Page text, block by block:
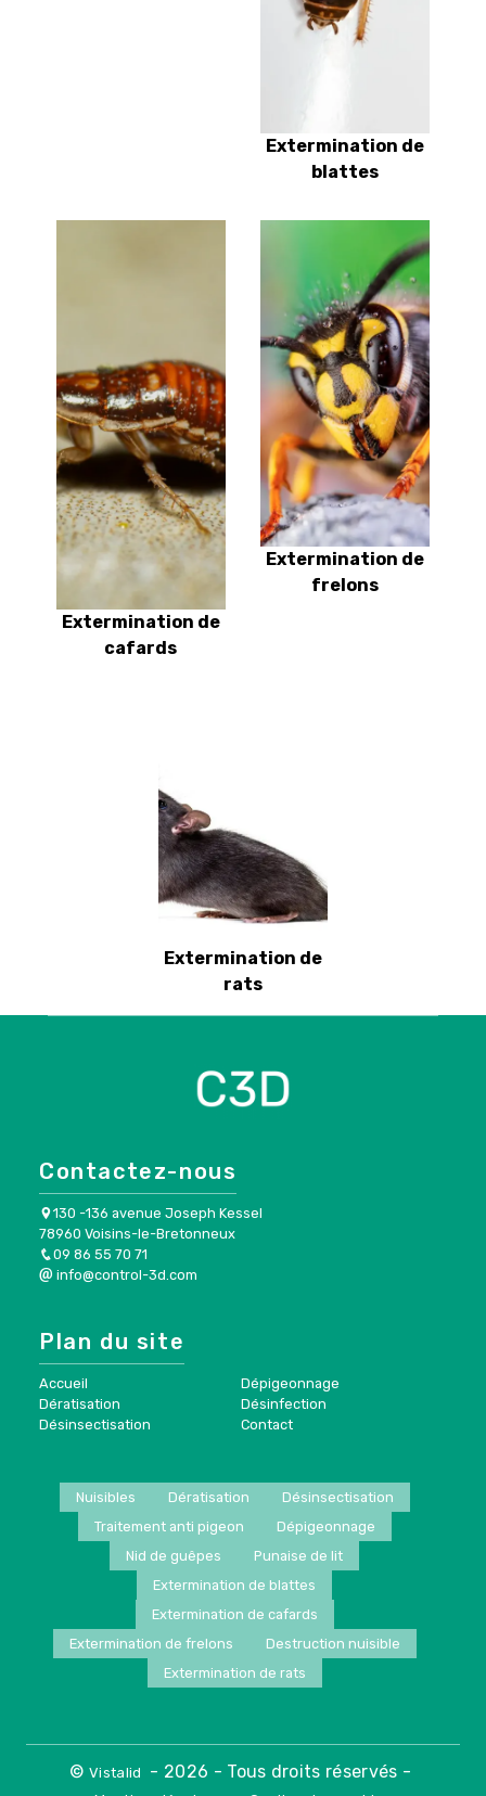
Extermination de
blattes
Extermination de
cafards
Extermination de
frelons
Extermination de
rats
Contactez-nous
130 -136 avenue Joseph Kessel
78960 Voisins-le-Bretonneux
09 86 55 70 71
info@control-3d.com
Plan du site
Accueil
Dératisation
Désinsectisation
Dépigeonnage
Désinfection
Contact
Nuisibles Dératisation
Désinsectisation
Traitement anti pigeon
Dépigeonnage
Nid de guêpes
Punaise de lit
Extermination de blattes
Extermination de cafards
Extermination de frelons
Destruction nuisible
Extermination de rats
©Vistalid - 2026 - Tous droits réservés -